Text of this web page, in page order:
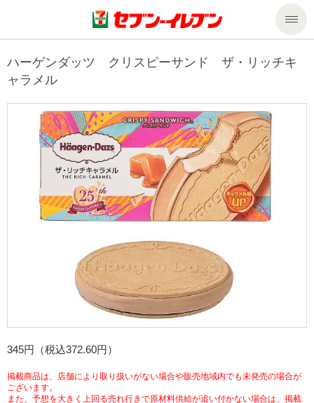
商品のご案内
今週の新商品
来週の新商品
商品カテゴリ一覧
セブンプレミアム
食の安全・安心への取組み
プリペイドカード・金券
サービス
サービストップ
nanacoトップ
マルチコピー機でできること
マルチコピー機でできることトップ
プリント
便利なサービス
切手・はがき・印紙
チケットサービス
セブンチケット
企業情報トップ
ニュースリリース
会社概要
私たちの取組み
サステナビリティ
サステナビリティトップ
サステナビリティ活動基本方針
アルバイト情報
ハーゲンダッツ クリスピーサンド ザ・リッチキ
ャラメル
345円（税込372.60円）
掲載商品は、店舗により取り扱いがない場合や販売地域内でも未発売の場合が
ございます。
また、予想を大きく上回る売れ行きで原材料供給が追い付かない場合は、掲載